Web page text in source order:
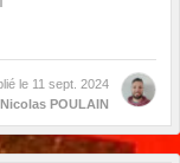
le 11 sept. 2024
Nicolas POULAIN